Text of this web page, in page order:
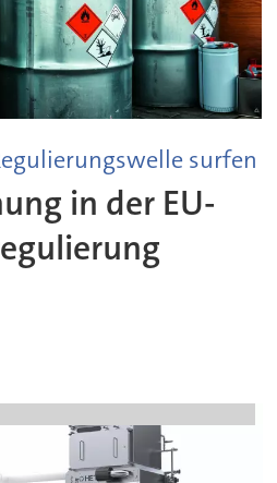
surfen
in der EU-